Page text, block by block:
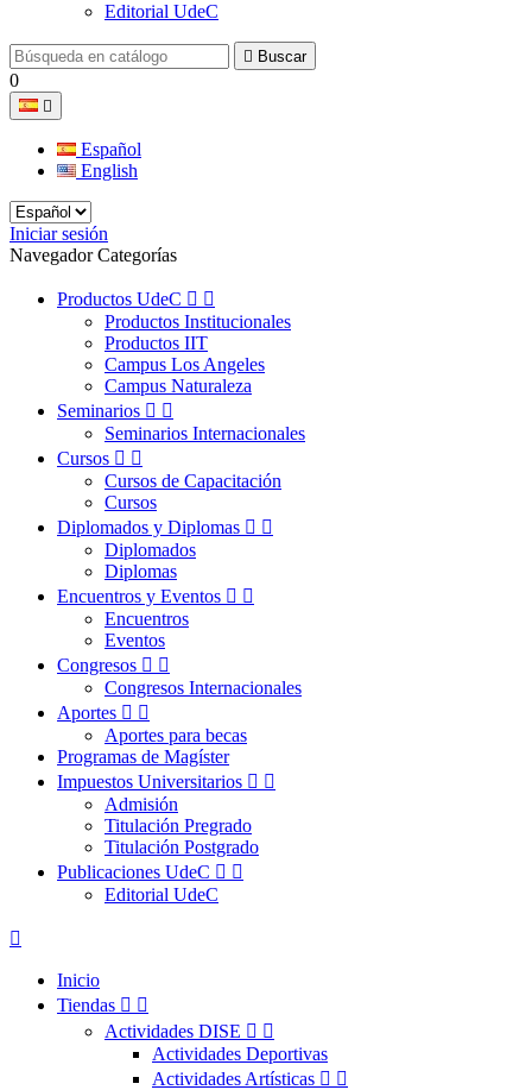
Editorial UdeC
 Buscar
0

Español
English
Iniciar sesión
Navegador Categorías
Productos UdeC  
Productos Institucionales
Productos IIT
Campus Los Angeles
Campus Naturaleza
Seminarios  
Seminarios Internacionales
Cursos  
Cursos de Capacitación
Cursos
Diplomados y Diplomas  
Diplomados
Diplomas
Encuentros y Eventos  
Encuentros
Eventos
Congresos  
Congresos Internacionales
Aportes  
Aportes para becas
Programas de Magíster
Impuestos Universitarios  
Admisión
Titulación Pregrado
Titulación Postgrado
Publicaciones UdeC  
Editorial UdeC

Inicio
Tiendas  
Actividades DISE  
Actividades Deportivas
Actividades Artísticas  